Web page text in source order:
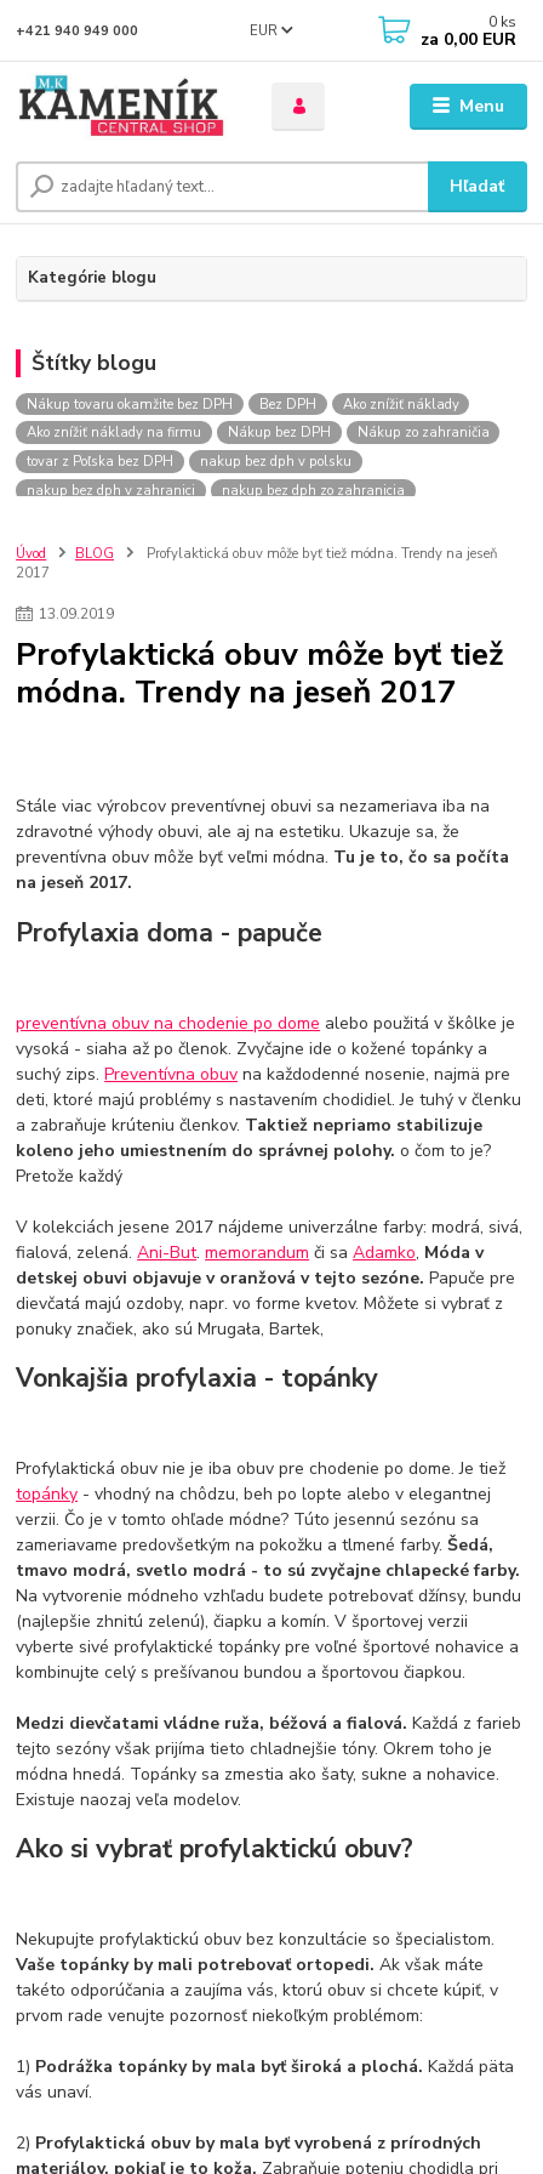
Menu
EUR
Hľadať
+421 940 949 000 0 ks
za 0,00 EUR
Kategórie blogu
Štítky blogu
Nákup tovaru okamžite bez DPH Bez DPH
Ako znížiť náklady
Ako znížiť náklady na firmu
Nákup bez DPH
Nákup zo zahraničia
tovar z Poľska bez DPH
nakup bez dph v polsku
nakup bez dph v zahranici
nakup bez dph zo zahranicia
szco nakup bez dph
Smart hodinky pre deti
Vyberáme 11 najväčších plyšových hračiek
Plyšový macovia
Vianočný darček pre dievča do 20€
Darčeky pre dievčatá
Star Wars
Hry pre deti
Skladačky pre deti
Kedy by malo batoľa meniť posteľ?
L.O.L. Surprise domčeky
L.O.L. Surprise postavičky
L.O.L. Surprise zberateľské figúrky
L.O.L. OMG L.O.L. OMG Bábiky
Úvod BLOG
Profylaktická obuv môže byť tiež módna. Trendy na jeseň
2017
13.09.2019
Profylaktická obuv môže byť tiež
módna. Trendy na jeseň 2017
Stále viac výrobcov preventívnej obuvi sa nezameriava iba na
zdravotné výhody obuvi, ale aj na estetiku. Ukazuje sa, že
preventívna obuv môže byť veľmi módna. Tu je to, čo sa počíta
na jeseň 2017.
Profylaxia doma - papuče
preventívna obuv na chodenie po dome alebo použitá v škôlke je
vysoká - siaha až po členok. Zvyčajne ide o kožené topánky a
suchý zips.Preventívna obuv na každodenné nosenie, najmä pre
deti, ktoré majú problémy s nastavením chodidiel. Je tuhý v členku
a zabraňuje krúteniu členkov. Taktiež nepriamo stabilizuje
koleno jeho umiestnením do správnej polohy.o čom to je?
Pretože každý
V kolekciách jesene 2017 nájdeme univerzálne farby: modrá, sivá,
fialová, zelená.Ani-But.memorandum či saAdamko, Móda v
detskej obuvi objavuje v oranžová v tejto sezóne.Papuče pre
dievčatá majú ozdoby, napr. vo forme kvetov. Môžete si vybrať z
ponuky značiek, ako sú Mrugała, Bartek,
Vonkajšia profylaxia - topánky
Profylaktická obuv nie je iba obuv pre chodenie po dome. Je tiež
topánky - vhodný na chôdzu, beh po lopte alebo v elegantnej
verzii. Čo je v tomto ohľade módne? Túto jesennú sezónu sa
zameriavame predovšetkým na pokožku a tlmené farby.Šedá,
tmavo modrá, svetlo modrá - to sú zvyčajne chlapecké farby.
Na vytvorenie módneho vzhľadu budete potrebovať džínsy, bundu
(najlepšie zhnitú zelenú), čiapku a komín. V športovej verzii
vyberte sivé profylaktické topánky pre voľné športové nohavice a
kombinujte celý s prešívanou bundou a športovou čiapkou.
Medzi dievčatami vládne ruža, béžová a fialová.Každá z farieb
tejto sezóny však prijíma tieto chladnejšie tóny. Okrem toho je
módna hnedá. Topánky sa zmestia ako šaty, sukne a nohavice.
Existuje naozaj veľa modelov.
Ako si vybrať profylaktickú obuv?
Nekupujte profylaktickú obuv bez konzultácie so špecialistom.
Vaše topánky by mali potrebovať ortopedi.Ak však máte
takéto odporúčania a zaujíma vás, ktorú obuv si chcete kúpiť, v
prvom rade venujte pozornosť niekoľkým problémom:
1) Podrážka topánky by mala byť široká a plochá.Každá päta
vás unaví.
2) Profylaktická obuv by mala byť vyrobená z prírodných
materiálov, pokiaľ je to koža. Zabraňuje poteniu chodidla pri